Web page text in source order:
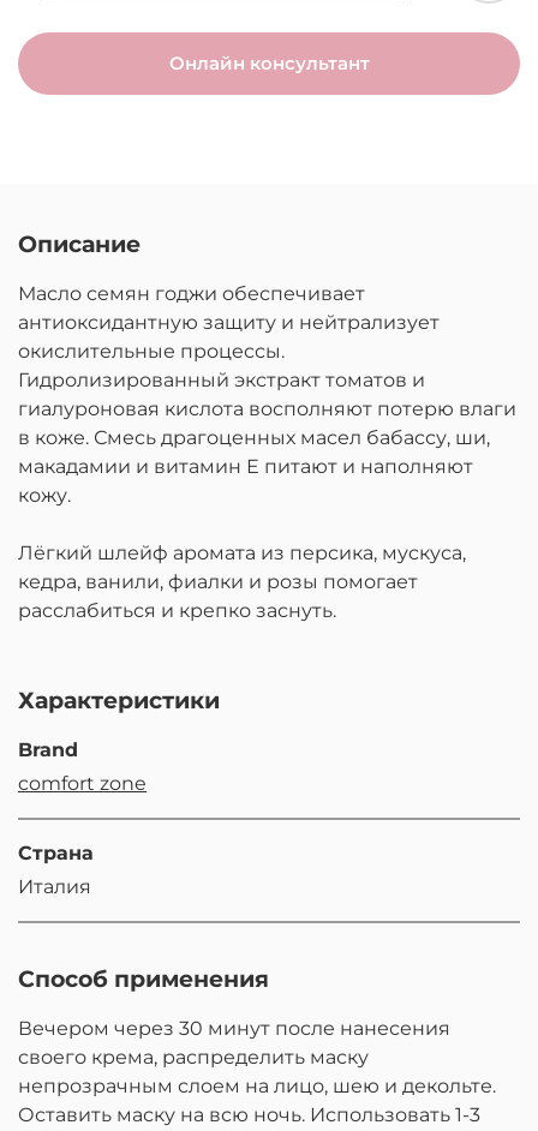
Онлайн консультант
Описание
Масло семян годжи обеспечивает
антиоксидантную защиту и нейтрализует
окислительные процессы.
Гидролизированный экстракт томатов и
гиалуроновая кислота восполняют потерю влаги
в коже. Смесь драгоценных масел бабассу, ши,
макадамии и витамин Е питают и наполняют
кожу.
Лёгкий шлейф аромата из персика, мускуса,
кедра, ванили, фиалки и розы помогает
расслабиться и крепко заснуть.
Характеристики
Brand
comfort zone
Страна
Италия
Способ применения
Вечером через 30 минут после нанесения
своего крема, распределить маску
непрозрачным слоем на лицо, шею и декольте.
Оставить маску на всю ночь. Использовать 1-3